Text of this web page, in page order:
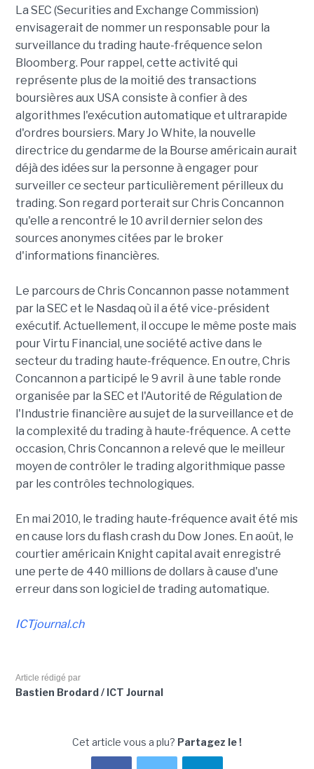
La SEC (Securities and Exchange Commission)
envisagerait de nommer un responsable pour la
surveillance du trading haute-fréquence selon
Bloomberg. Pour rappel, cette activité qui
représente plus de la moitié des transactions
boursières aux USA consiste à confier à des
algorithmes l'exécution automatique et ultrarapide
d'ordres boursiers. Mary Jo White, la nouvelle
directrice du gendarme de la Bourse américain aurait
déjà des idées sur la personne à engager pour
surveiller ce secteur particulièrement périlleux du
trading. Son regard porterait sur Chris Concannon
qu'elle a rencontré le 10 avril dernier selon des
sources anonymes citées par le broker
d'informations financières.
Le parcours de Chris Concannon passe notamment
par la SEC et le Nasdaq où il a été vice-président
exécutif. Actuellement, il occupe le même poste mais
pour Virtu Financial, une société active dans le
secteur du trading haute-fréquence. En outre, Chris
Concannon a participé le 9 avril à une table ronde
organisée par la SEC et l'Autorité de Régulation de
l'Industrie financière au sujet de la surveillance et de
la complexité du trading à haute-fréquence. A cette
occasion, Chris Concannon a relevé que le meilleur
moyen de contrôler le trading algorithmique passe
par les contrôles technologiques.
En mai 2010, le trading haute-fréquence avait été mis
en cause lors du flash crash du Dow Jones. En août, le
courtier américain Knight capital avait enregistré
une perte de 440 millions de dollars à cause d'une
erreur dans son logiciel de trading automatique.
ICTjournal.ch
Article rédigé par
Bastien Brodard / ICT Journal
Cet article vous a plu? Partagez le !